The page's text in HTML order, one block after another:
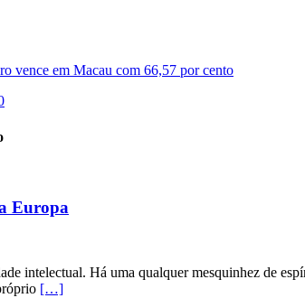
vence em Macau com 66,57 por cento
Europa
intelectual. Há uma qualquer mesquinhez de
[…]